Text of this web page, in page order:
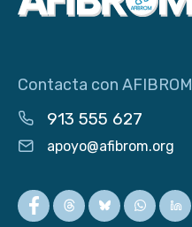
Contacta con AFIBROM
913 555 627
apoyo@afibrom.org